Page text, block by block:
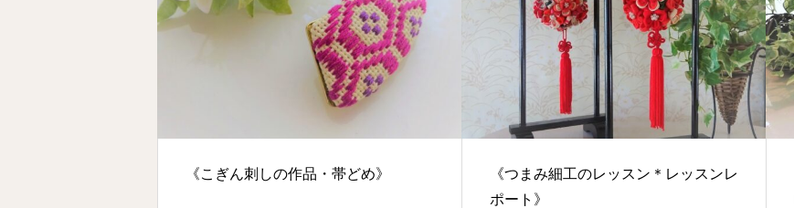
《こぎん刺しの作品・帯どめ》
《つまみ細工のレッスン＊レッスンレ
ポート》